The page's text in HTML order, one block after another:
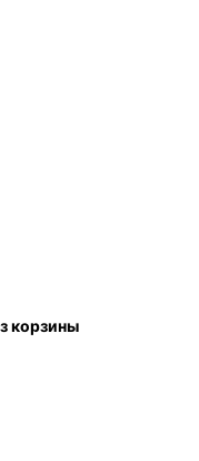
корзины